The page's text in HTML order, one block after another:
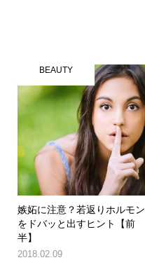
BEAUTY
嫉妬に注意？若返りホルモン
をドバッと出すヒント【前
半】
2018.02.09